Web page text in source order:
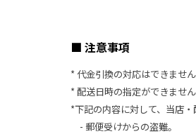
■ 注意事項
* 代金引換の対応はできません
* 配送日時の指定ができません
*下記の内容に対して、当店
- 郵便受けからの盗難。